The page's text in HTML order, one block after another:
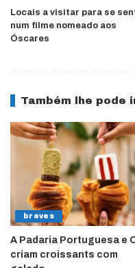
Locais a visitar para se
num filme nomeado aos
Óscares
Também lhe pode
breves
A Padaria Portuguesa e
criam croissants com